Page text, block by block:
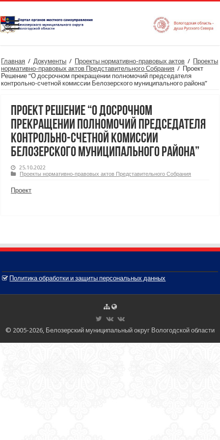
Главная / Документы / Проекты нормативно-правовых актов / Проекты
нормативно-правовых актов Представительного Собрания / Проект
Решение “О досрочном прекращении полномочий председателя
контрольно-счетной комиссии Белозерского муниципального района”
Проект Решение “О досрочном
прекращении полномочий председателя
контрольно-счетной комиссии
Белозерского муниципального района”
25.10.2022
Проекты нормативно-правовых актов Представительного Собрания
Проект
Политика обработки и защиты персональных данных
© 2005-2026, Белозерский муниципальный округ Вологодской области